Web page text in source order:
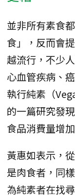
並非所有素食
食」，反而會
越流行，不少
心血管疾病、
執行純素（
的一篇研究發
食品消費量增
黃惠如表示，
是肉食者，同
為純素者在找